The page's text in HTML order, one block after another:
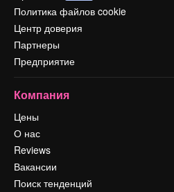
Политика файлов cookie
Центр доверия
Партнеры
Предприятие
Компания
Цены
О нас
Reviews
Вакансии
Поиск тенденций